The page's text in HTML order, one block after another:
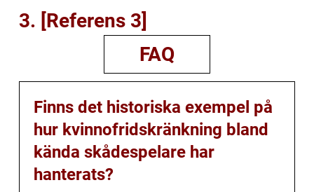
3. [Referens 3]
FAQ
Finns det historiska exempel på
hur kvinnofridskränkning bland
kända skådespelare har
hanterats?